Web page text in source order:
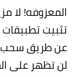
المعزوفه! لا
تثبيت تطبيقات
عن طريق سحب
لن تظهر على